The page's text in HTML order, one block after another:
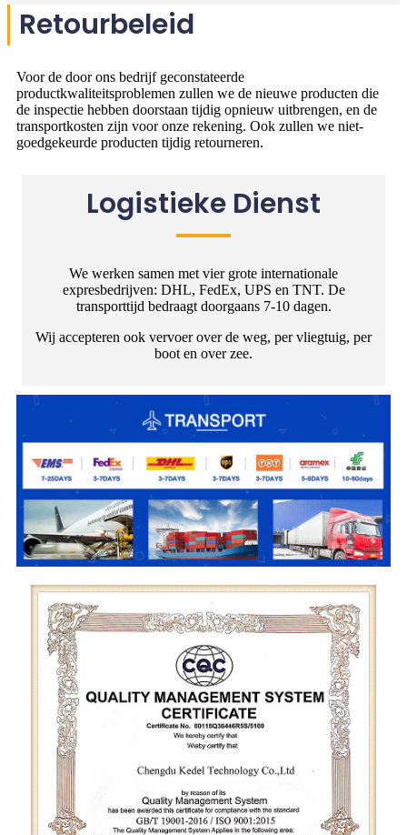
Retourbeleid
Voor de door ons bedrijf geconstateerde
productkwaliteitsproblemen zullen we de nieuwe producten die
de inspectie hebben doorstaan ​​tijdig opnieuw uitbrengen, en de
transportkosten zijn voor onze rekening. Ook zullen we niet-
goedgekeurde producten tijdig retourneren.
Logistieke Dienst
We werken samen met vier grote internationale
expresbedrijven: DHL, FedEx, UPS en TNT. De
transporttijd bedraagt ​​doorgaans 7-10 dagen.
Wij accepteren ook vervoer over de weg, per vliegtuig, per
boot en over zee.